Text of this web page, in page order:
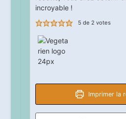
incroyable !
5 de 2 votes
Imprimer la